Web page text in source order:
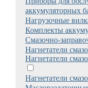
аккумуляторных
Нагрузочные
Комплекты
Смазочно-
Нагнетатели
Нагнетатели
Нагнетатели